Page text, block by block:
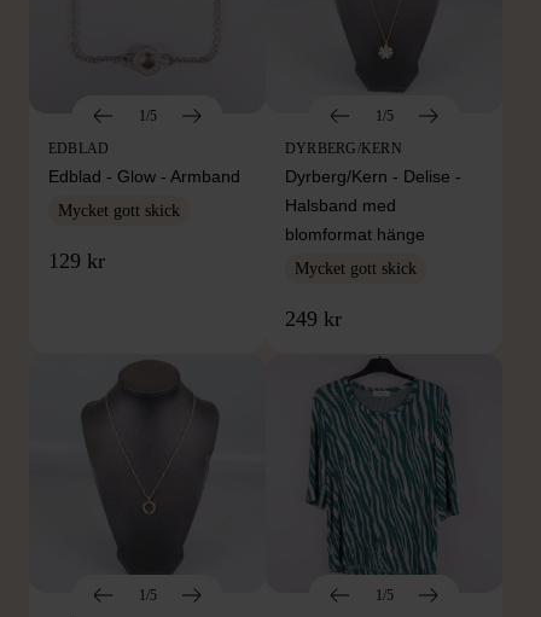
1/5
EDBLAD
Edblad - Glow - Armband
Mycket gott skick
129 kr
1/5
DYRBERG/KERN
Dyrberg/Kern - Delise -
Halsband med
blomformat hänge
Mycket gott skick
249 kr
1/5
1/5